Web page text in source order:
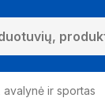
avalynė ir sportas